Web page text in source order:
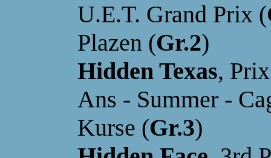
U.E.T. Grand Prix (
Plazen (Gr.2)
Hidden Texas,
Ans - Summer -
Kurse (Gr.3)